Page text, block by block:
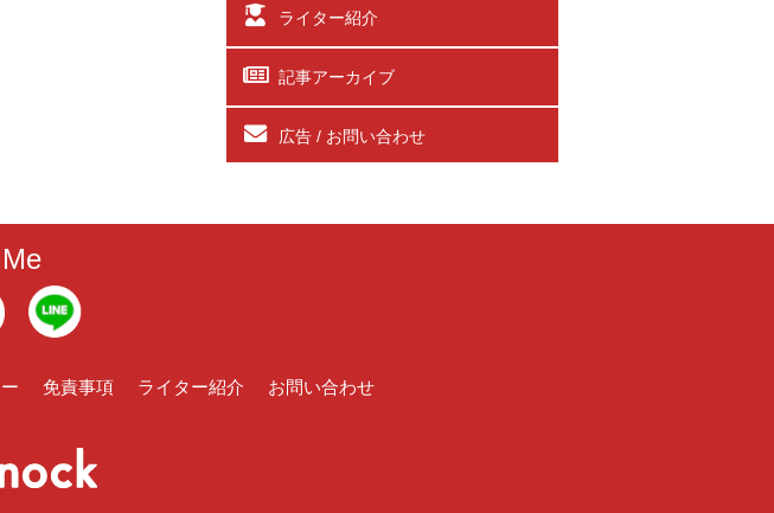
ライター紹介
記事アーカイブ
広告 / お問い合わせ
免責事項 ライター紹介 お問い合わせ